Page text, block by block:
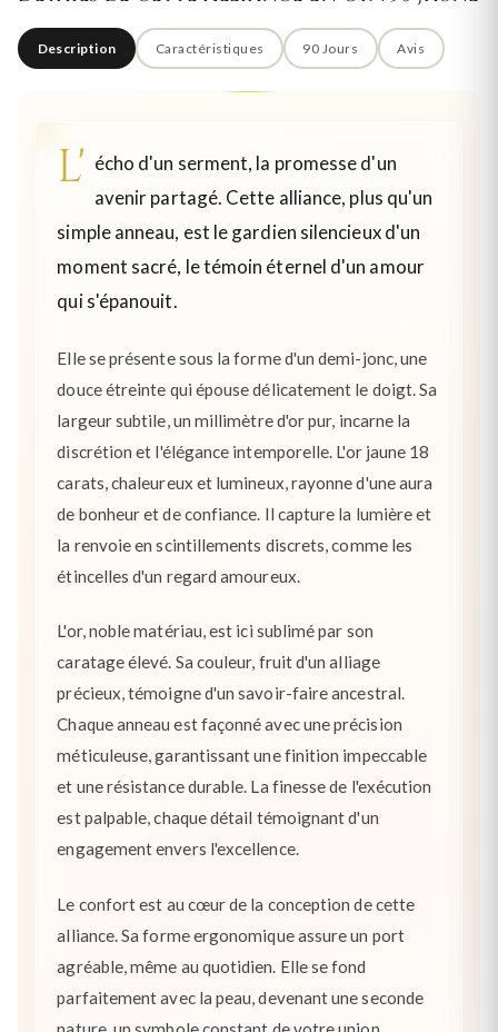
Description Caractéristiques 90 Jours Avis
L' écho d'un serment, la promesse d'un
avenir partagé. Cette alliance, plus qu'un
simple anneau, est le gardien silencieux d'un
moment sacré, le témoin éternel d'un amour
qui s'épanouit.
Elle se présente sous la forme d'un demi-jonc, une
douce étreinte qui épouse délicatement le doigt. Sa
largeur subtile, un millimètre d'or pur, incarne la
discrétion et l'élégance intemporelle. L'or jaune 18
carats, chaleureux et lumineux, rayonne d'une aura
de bonheur et de confiance. Il capture la lumière et
la renvoie en scintillements discrets, comme les
étincelles d'un regard amoureux.
L'or, noble matériau, est ici sublimé par son
caratage élevé. Sa couleur, fruit d'un alliage
précieux, témoigne d'un savoir-faire ancestral.
Chaque anneau est façonné avec une précision
méticuleuse, garantissant une finition impeccable
et une résistance durable. La finesse de l'exécution
est palpable, chaque détail témoignant d'un
engagement envers l'excellence.
Le confort est au cœur de la conception de cette
alliance. Sa forme ergonomique assure un port
agréable, même au quotidien. Elle se fond
parfaitement avec la peau, devenant une seconde